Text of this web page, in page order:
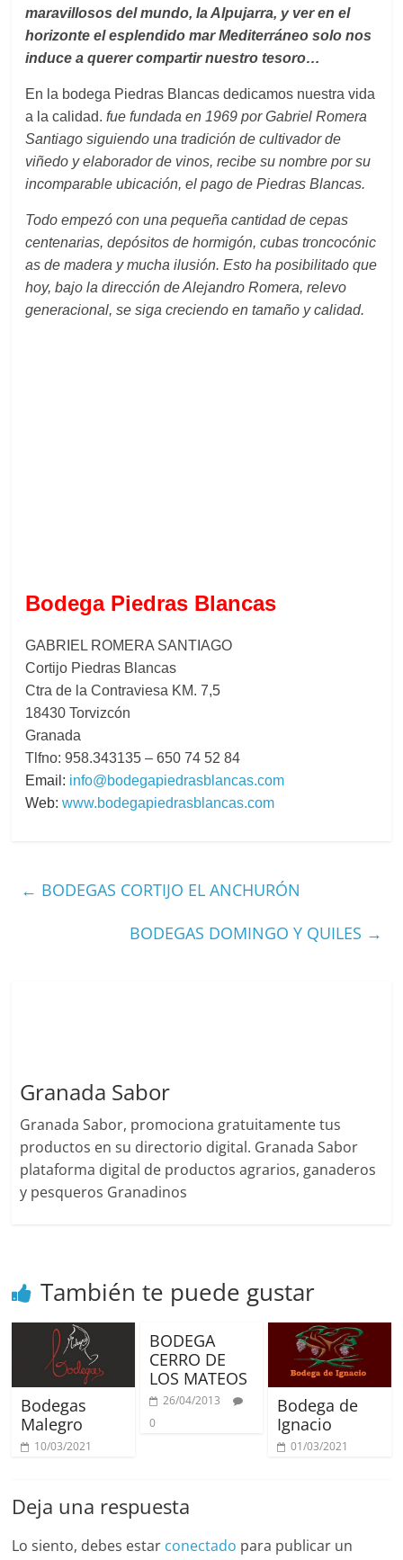
maravillosos del mundo, la Alpujarra, y ver en el
horizonte el esplendido mar Mediterráneo solo nos
induce a querer compartir nuestro tesoro…
En la bodega Piedras Blancas dedicamos nuestra vida
a la calidad.fue fundada en 1969 por Gabriel Romera
Santiago siguiendo una tradición de cultivador de
viñedo y elaborador de vinos, recibe su nombre por su
incomparable ubicación, el pago de Piedras Blancas.
Todo empezó con una pequeña cantidad de cepas
centenarias, depósitos de hormigón, cubas troncocónic
as de madera y mucha ilusión. Esto ha posibilitado que
hoy, bajo la dirección de Alejandro Romera, relevo
generacional, se siga creciendo en tamaño y calidad.
Bodega Piedras Blancas
GABRIEL ROMERA SANTIAGO
Cortijo Piedras Blancas
Ctra de la Contraviesa KM. 7,5
18430 Torvizcón
Granada
Tlfno: 958.343135 – 650 74 52 84
Email: info@bodegapiedrasblancas.com
Web:www.bodegapiedrasblancas.com
← BODEGAS CORTIJO EL ANCHURÓN
BODEGAS DOMINGO Y QUILES →
Granada Sabor
Granada Sabor, promociona gratuitamente tus
productos en su directorio digital. Granada Sabor
plataforma digital de productos agrarios, ganaderos
y pesqueros Granadinos
También te puede gustar
Bodegas
Malegro
10/03/2021
BODEGA
CERRO DE
LOS MATEOS
26/04/2013
0
Bodega de
Ignacio
01/03/2021
Deja una respuesta
Lo siento, debes estar conectado para publicar un